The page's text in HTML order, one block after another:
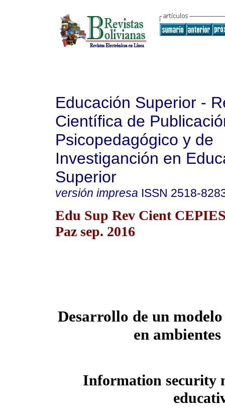
Educación Superior -
Científica de
Psicopedagógico y de
Investiganción en
Superior
versión impresa ISSN 2518-
Edu Sup Rev Cient
Paz sep. 2016
Desarrollo de un
en
Information security